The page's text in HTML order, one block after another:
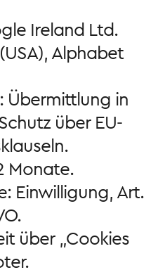
Ireland Ltd.
Alphabet
Übermittlung in
über EU-
Monate.
Einwilligung, Art.
über „Cookies